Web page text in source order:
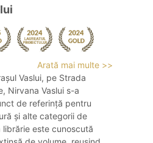
Arată mai multe >>
Vaslui, pe Strada
Nirvana Vaslui s-a
de referință pentru
și alte categorii de
este cunoscută